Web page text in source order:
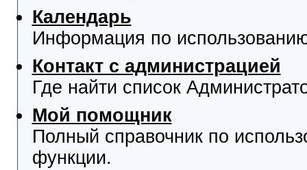
Календарь
Информация по
Контакт с администрацией
Где найти список
Мой помощник
Полный справочник по
функции.